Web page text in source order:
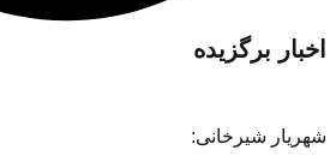
اخبار برگزیده
شهریار شیرخانی: